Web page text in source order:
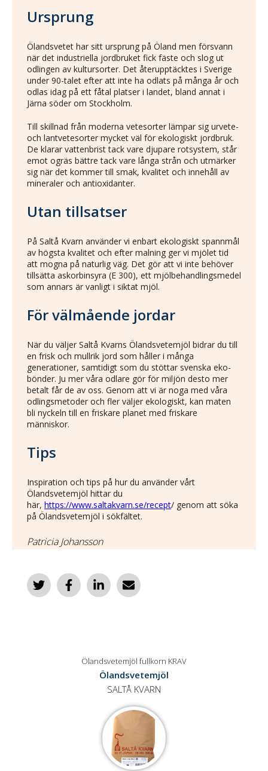
Ursprung
Ölandsvetet har sitt ursprung på Öland men försvann
när det industriella jordbruket fick fäste och slog ut
odlingen av kultursorter. Det återupptäcktes i Sverige
under 90-talet efter att inte ha odlats på många år och
odlas idag på ett fåtal platser i landet, bland annat i
Järna söder om Stockholm.
Till skillnad från moderna vetesorter lämpar sig urvete-
och lantvetesorter mycket väl för ekologiskt jordbruk.
De klarar vattenbrist tack vare djupare rotsystem, står
emot ogräs bättre tack vare långa strån och utmärker
sig när det kommer till smak, kvalitet och innehåll av
mineraler och antioxidanter.
Utan tillsatser
På Saltå Kvarn använder vi enbart ekologiskt spannmål
av högsta kvalitet och efter malning ger vi mjölet tid
att mogna på naturlig väg. Det gör att vi inte behöver
tillsätta askorbinsyra (E 300), ett mjölbehandlingsmedel
som annars är vanligt i siktat mjöl.
För välmående jordar
När du väljer Saltå Kvarns Ölandsvetemjöl bidrar du till
en frisk och mullrik jord som håller i många
generationer, samtidigt som du stöttar svenska eko-
bönder. Ju mer våra odlare gör för miljön desto mer
betalt får de av oss. Genom att vi är noga med våra
odlingsmetoder och fler väljer ekologiskt, kan maten
bli nyckeln till en friskare planet med friskare
människor.
Tips
Inspiration och tips på hur du använder vårt
Ölandsvetemjöl hittar du
här, https://www.saltakvarn.se/recept/ genom att söka
på Ölandsvetemjöl i sökfältet.
Patricia Johansson
Ölandsvetemjöl fullkorn KRAV
Ölandsvetemjöl
SALTÅ KVARN